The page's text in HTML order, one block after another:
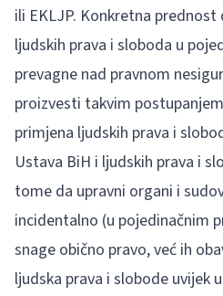
ili EKLJP. Konkretna
ljudskih prava i sloboda u
prevagne nad pravnom
proizvesti takvim
primjena ljudskih prava i
Ustava BiH i ljudskih prava i
tome da upravni organi i
incidentalno (u pojedinačnim
snage obično pravo, već ih
ljudska prava i slobode uvijek